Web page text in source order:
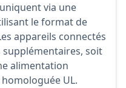
via une
le format de
appareils connectés
soit
alimentation
UL.